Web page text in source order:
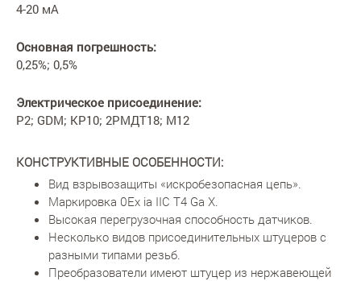
4-20 мА
Основная погрешность:
0,25%; 0,5%
Электрическое присоединение:
Р2; GDM; КР10; 2РМДТ18; М12
КОНСТРУКТИВНЫЕ ОСОБЕННОСТИ:
Вид взрывозащиты «искробезопасная цепь».
Маркировка 0Ex ia IIC T4 Ga X.
Высокая перегрузочная способность датчиков.
Несколько видов присоединительных штуцеров с
разными типами резьб.
Преобразователи имеют штуцер из нержавеющей